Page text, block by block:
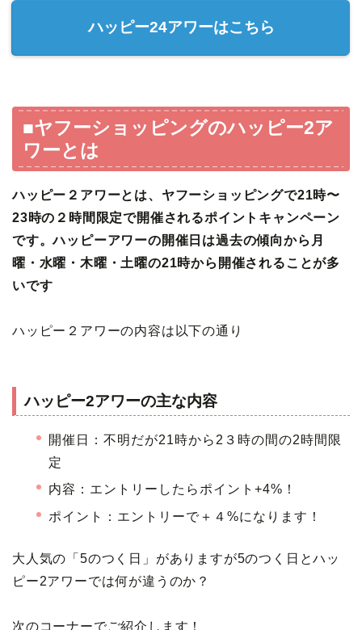
ハッピー24アワーはこちら
■ヤフーショッピングのハッピー2ア
ワーとは
ハッピー２アワーとは、ヤフーショッピングで21時〜
23時の２時間限定で開催されるポイントキャンペーン
です。ハッピーアワーの開催日は過去の傾向から月
曜・水曜・木曜・土曜の21時から開催されることが多
いです
ハッピー２アワーの内容は以下の通り
ハッピー2アワーの主な内容
開催日：不明だが21時から2３時の間の2時間限
定
内容：エントリーしたらポイント+4%！
ポイント：エントリーで＋４%になります！
大人気の「5のつく日」がありますが5のつく日とハッ
ピー2アワーでは何が違うのか？
次のコーナーでご紹介します！